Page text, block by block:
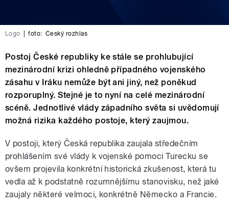
Logo foto: Český rozhlas
Postoj České republiky ke stále se prohlubující
mezinárodní krizi ohledně případného vojenského
zásahu v Iráku nemůže být ani jiný, než poněkud
rozporuplný. Stejné je to nyní na celé mezinárodní
scéně. Jednotlivé vlády západního světa si uvědomují
možná rizika každého postoje, který zaujmou.
V postoji, který Česká republika zaujala středečním
prohlášením své vlády k vojenské pomoci Turecku se
ovšem projevila konkrétní historická zkušenost, která tu
vedla až k podstatně rozumnějšímu stanovisku, než jaké
zaujaly některé velmoci, konkrétně Německo a Francie.